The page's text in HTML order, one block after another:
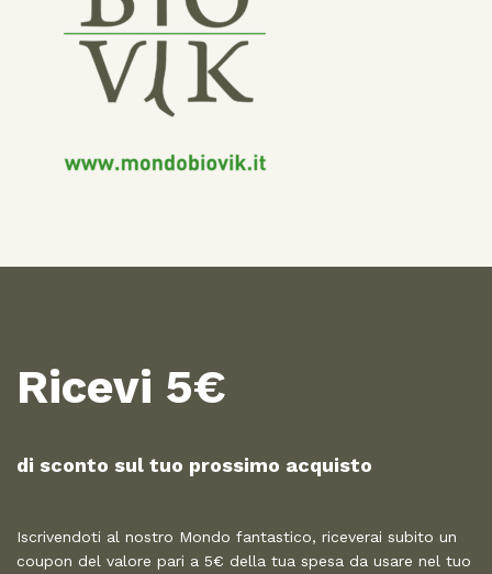
Ricevi 5€
di sconto sul tuo prossimo acquisto​
Iscrivendoti al nostro Mondo fantastico, riceverai subito un
coupon del valore pari a 5€ della tua spesa da usare nel tuo